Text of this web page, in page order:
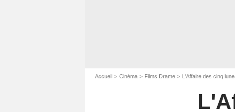
Accueil Cinéma Films Drame L'Affaire des cinq